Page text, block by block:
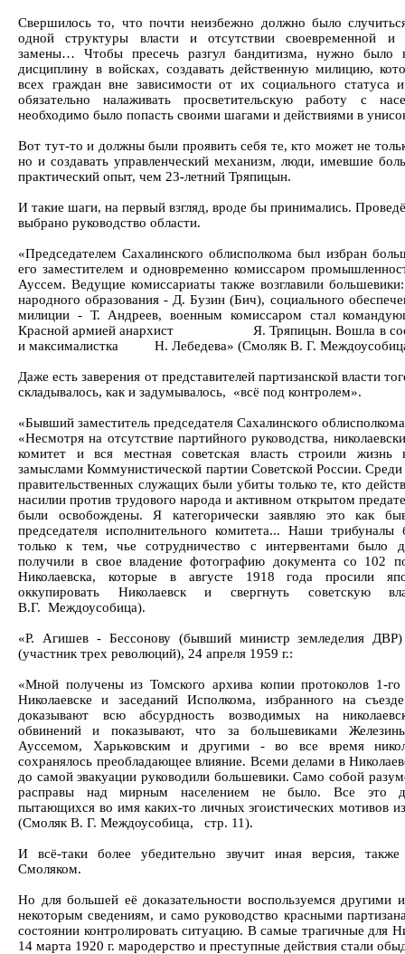
Свершилось то, что почти неизбежно должно было
одной структуры власти и отсутствии своевременной и
замены… Чтобы пресечь разгул бандитизма, нужно было
дисциплину в войсках, создавать действенную милицию,
всех граждан вне зависимости от их социального статуса и
обязательно налаживать просветительскую работу с
необходимо было попасть своими шагами и действиями в
Вот тут-то и должны были проявить себя те, кто может не
но и создавать управленческий механизм, люди, имевшие
практический опыт, чем 23-летний Тряпицын.
И такие шаги, на первый взгляд, вроде бы принимались.
выбрано руководство области.
«Председателем Сахалинского облисполкома был избран
его заместителем и одновременно комиссаром
Ауссем. Ведущие комиссариаты также возглавили
народного образования - Д. Бузин (Бич), социального
милиции - Т. Андреев, военным комиссаром стал
Красной армией анархист Я. Тряпицын. Вошла в
и максималистка Н. Лебедева» (Смоляк В. Г.
Даже есть заверения от представителей партизанской власти
складывалось, как и задумывалось, «всё под контролем».
«Бывший заместитель председателя Сахалинского
«Несмотря на отсутствие партийного руководства,
комитет и вся местная советская власть строили жизнь
замыслами Коммунистической партии Советской России.
правительственных служащих были убиты только те, кто
насилии против трудового народа и активном открытом
были освобождены. Я категорически заявляю это как
председателя исполнительного комитета... Наши
только к тем, чье сотрудничество с интервентами было
получили в свое владение фотографию документа со 102
Николаевска, которые в августе 1918 года просили
оккупировать Николаевск и свергнуть советскую
В.Г. Междоусобица).
«Р. Агишев - Бессонову (бывший министр земледелия
(участник трех революций), 24 апреля 1959 г.:
«Мной получены из Томского архива копии протоколов 1-го
Николаевске и заседаний Исполкома, избранного на
доказывают всю абсурдность возводимых на
обвинений и показывают, что за большевиками
Ауссемом, Харьковским и другими - во все время
сохранялось преобладающее влияние. Всеми делами в
до самой эвакуации руководили большевики. Само собой
расправы над мирным населением не было. Все это
пытающихся во имя каких-то личных эгоистических мотивов
(Смоляк В. Г. Междоусобица, стр. 11).
И всё-таки более убедительно звучит иная версия, также
Смоляком.
Но для большей её доказательности воспользуемся
некоторым сведениям, и само руководство красными
состоянии контролировать ситуацию. В самые трагичные для
14 марта 1920 г. мародерство и преступные действия стали